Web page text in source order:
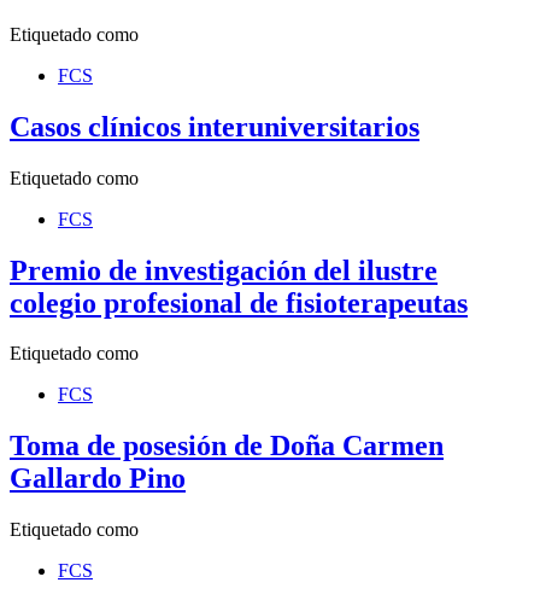
Etiquetado como
FCS
Casos clínicos interuniversitarios
Etiquetado como
FCS
Premio de investigación del ilustre
colegio profesional de fisioterapeutas
Etiquetado como
FCS
Toma de posesión de Doña Carmen
Gallardo Pino
Etiquetado como
FCS